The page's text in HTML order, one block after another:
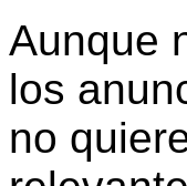
Aunque
los
no